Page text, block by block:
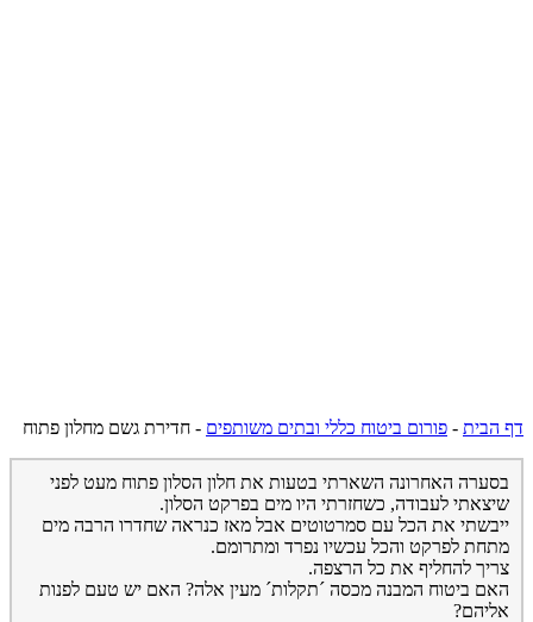
דף הבית - פורום ביטוח כללי ובתים משותפים - חדירת גשם מחלון פתוח
בסערה האחרונה השארתי בטעות את חלון הסלון פתוח מעט לפני
שיצאתי לעבודה, כשחזרתי היו מים בפרקט הסלון.
ייבשתי את הכל עם סמרטוטים אבל מאז כנראה שחדרו הרבה מים
מתחת לפרקט והכל עכשיו נפרד ומתרומם.
צריך להחליף את כל הרצפה.
האם ביטוח המבנה מכסה ´תקלות´ מעין אלה? האם יש טעם לפנות
אליהם?